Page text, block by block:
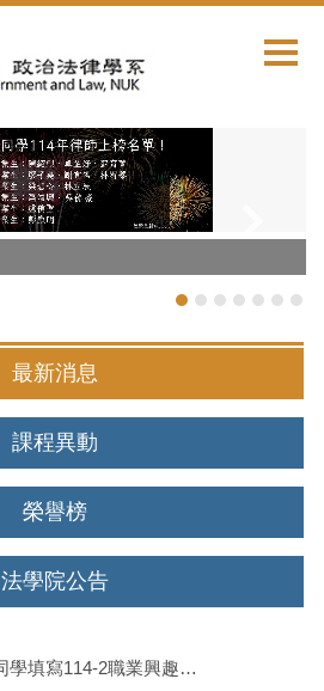
最新消息
課程異動
榮譽榜
法學院公告
惠請大二-大四同學填寫114-2職業興趣探索及職能診斷(UCAN)